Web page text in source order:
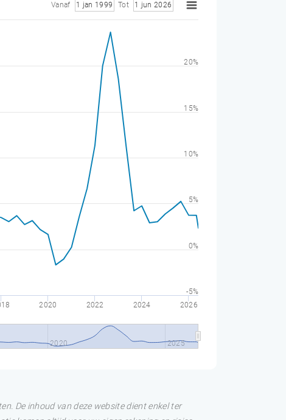
Vanaf 1 jan 1999 Tot 1 jun 2026
2020 2022 2024 2026
2020 2025
-5%
0%
5%
10%
15%
20%
De inhoud van deze website dient enkel ter